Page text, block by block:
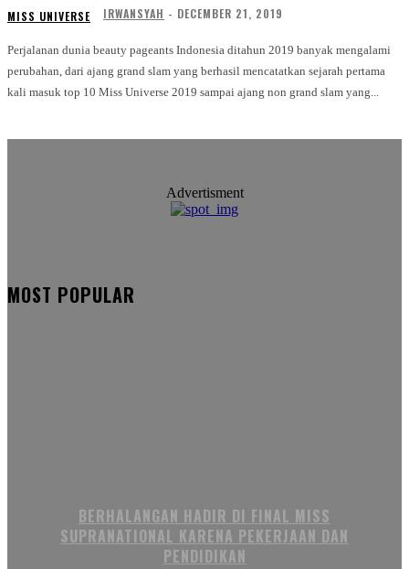
MISS UNIVERSE IRWANSYAH - DECEMBER 21, 2019
Perjalanan dunia beauty pageants Indonesia ditahun 2019 banyak mengalami
perubahan, dari ajang grand slam yang berhasil mencatatkan sejarah pertama
kali masuk top 10 Miss Universe 2019 sampai ajang non grand slam yang...
Advertisment
MOST POPULAR
BERHALANGAN HADIR DI FINAL MISS
SUPRANATIONAL KARENA PEKERJAAN DAN
PENDIDIKAN